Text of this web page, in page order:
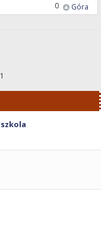
Góra
0
1